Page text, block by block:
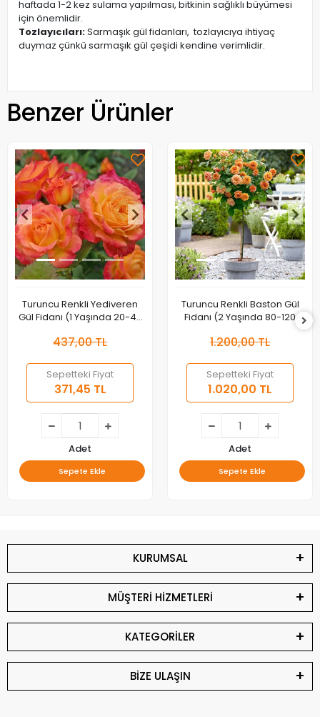
haftada 1-2 kez sulama yapılması, bitkinin sağlıklı büyümesi
için önemlidir.
Tozlayıcıları:Sarmaşık gül fidanları, tozlayıcıya ihtiyaç
duymaz çünkü sarmaşık gül çeşidi kendine verimlidir.
Benzer Ürünler
Turuncu Renkli Yediveren
Gül Fidanı (1 Yaşında 20-40
437,00 TL
Sepetteki Fiyat
371,45 TL
Adet
Sepete Ekle
Turuncu Renkli Baston Gül
Fidanı (2 Yaşında 80-120
1.200,00 TL
Sepetteki Fiyat
1.020,00 TL
Adet
Sepete Ekle
KURUMSAL
MÜŞTERİ HİZMETLERİ
KATEGORİLER
BİZE ULAŞIN